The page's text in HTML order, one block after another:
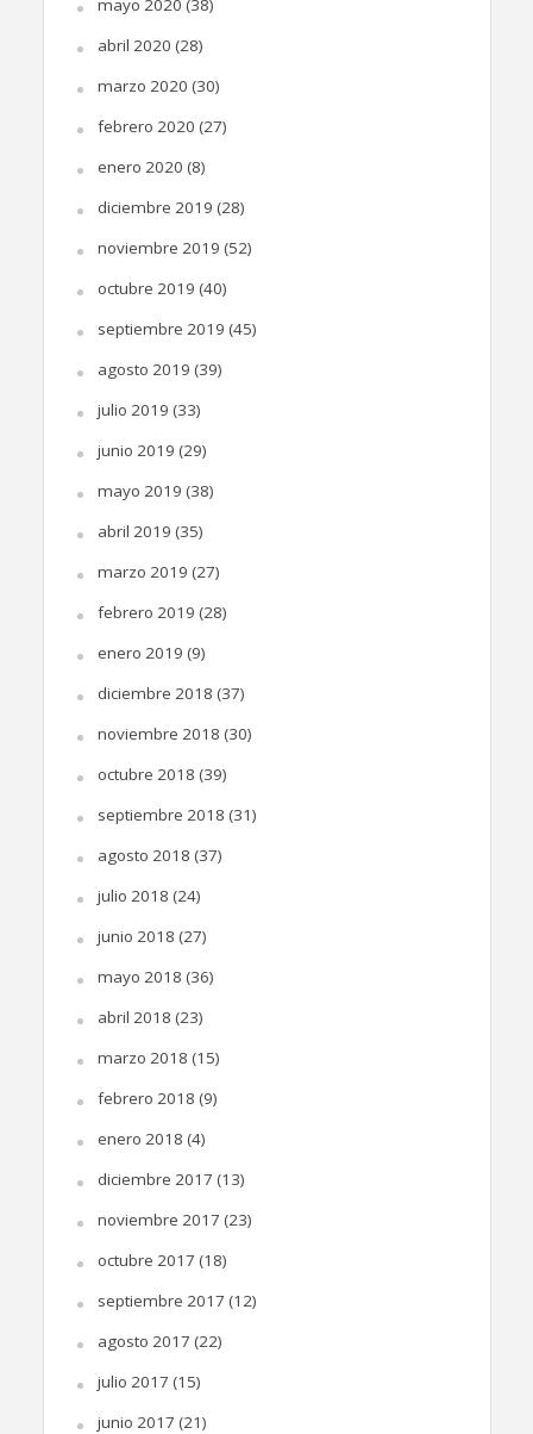
mayo 2020 (38)
abril 2020 (28)
marzo 2020 (30)
febrero 2020 (27)
enero 2020 (8)
diciembre 2019 (28)
noviembre 2019 (52)
octubre 2019 (40)
septiembre 2019 (45)
agosto 2019 (39)
julio 2019 (33)
junio 2019 (29)
mayo 2019 (38)
abril 2019 (35)
marzo 2019 (27)
febrero 2019 (28)
enero 2019 (9)
diciembre 2018 (37)
noviembre 2018 (30)
octubre 2018 (39)
septiembre 2018 (31)
agosto 2018 (37)
julio 2018 (24)
junio 2018 (27)
mayo 2018 (36)
abril 2018 (23)
marzo 2018 (15)
febrero 2018 (9)
enero 2018 (4)
diciembre 2017 (13)
noviembre 2017 (23)
octubre 2017 (18)
septiembre 2017 (12)
agosto 2017 (22)
julio 2017 (15)
junio 2017 (21)